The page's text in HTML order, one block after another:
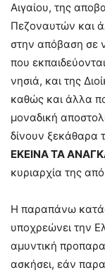
Αιγαίου, της
Πεζοναυτών και
στην απόβαση σε
που
νησιά, και της
καθώς και άλλα
μοναδική
δίνουν ξεκάθαρα
ΕΚΕΙΝΑ ΤΑ
κυριαρχία της
Η παραπάνω
υποχρεώνει την
αμυντική
ασκήσει, εάν